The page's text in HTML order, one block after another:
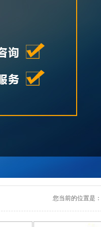
您当前的位置是：